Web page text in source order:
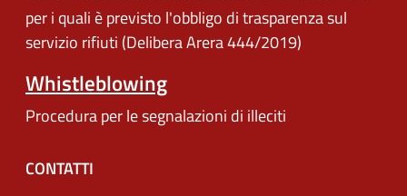
per i quali è previsto l'obbligo di trasparenza sul
servizio rifiuti (Delibera Arera 444/2019)
Whistleblowing
Procedura per le segnalazioni di illeciti
CONTATTI